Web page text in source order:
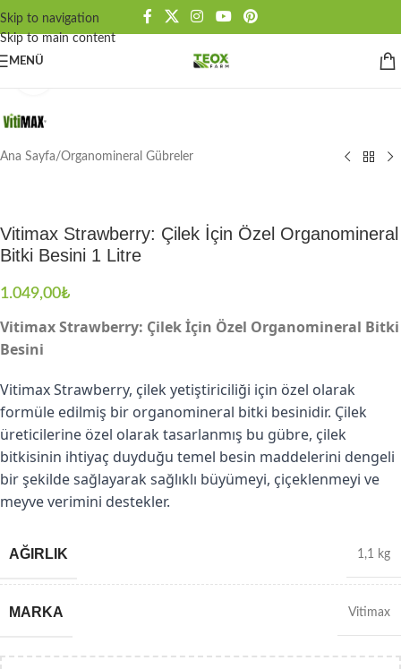
Skip to navigation
Skip to main content
MENÜ
Ana Sayfa/Organomineral Gübreler
Vitimax Strawberry: Çilek İçin Özel Organomineral
Bitki Besini 1 Litre
1.049,00₺
Vitimax Strawberry: Çilek İçin Özel Organomineral Bitki
Besini
Vitimax Strawberry, çilek yetiştiriciliği için özel olarak
formüle edilmiş bir organomineral bitki besinidir. Çilek
üreticilerine özel olarak tasarlanmış bu gübre, çilek
bitkisinin ihtiyaç duyduğu temel besin maddelerini dengeli
bir şekilde sağlayarak sağlıklı büyümeyi, çiçeklenmeyi ve
meyve verimini destekler.
AĞIRLIK 1,1 kg
MARKA Vitimax